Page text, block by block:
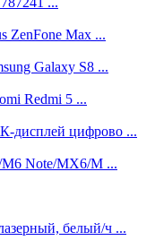
ZenFone Max ...
Galaxy S8 ...
Redmi 5 ...
дисплей цифрово ...
M6 Note/MX6/M ...
белый/ч ...